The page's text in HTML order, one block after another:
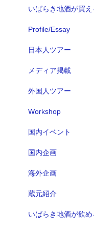
いばらき地酒が買
Profile/Essay
日本人ツアー
メディア掲載
外国人ツアー
Workshop
国内イベント
国内企画
海外企画
蔵元紹介
いばらき地酒が飲